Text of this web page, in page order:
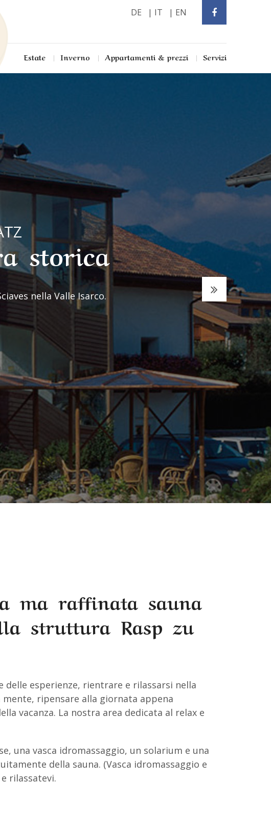
DE IT EN
Estate Inverno Appartamenti & prezzi Servizi
storica
nella Valle Isarco.
ma raffinata sauna
struttura Rasp zu
esperienze, rientrare e rilassarsi nella
ripensare alla giornata appena
vacanza. La nostra area dedicata al relax e
una vasca idromassaggio, un solarium e una
della sauna. (Vasca idromassaggio e
rilassatevi.